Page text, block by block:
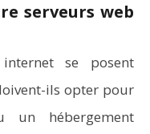
serveurs web
se posent
ils opter pour
hébergement